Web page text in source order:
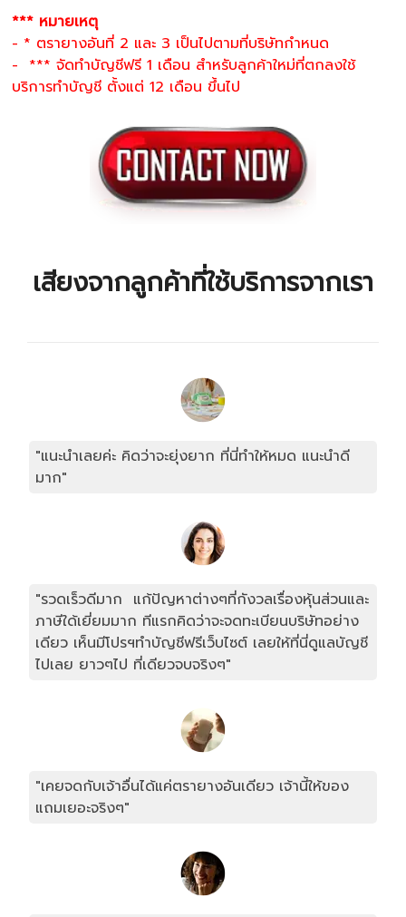
*** หมายเหตุ
- * ตรายางอันที่ 2 และ 3 เป็นไปตามที่บริษัทกำหนด
- *** จัดทำบัญชีฟรี 1 เดือน สำหรับลูกค้าใหม่ที่ตกลงใช้
บริการทำบัญชี ตั้งแต่ 12 เดือน ขึ้นไป
เสียงจากลูกค้าที่ใช้บริการจากเรา
"แนะนำเลยค่ะ คิดว่าจะยุ่งยาก ที่นี่ทำให้หมด แนะนำดี
มาก"
"รวดเร็วดีมาก แก้ปัญหาต่างๆที่กังวลเรื่องหุ้นส่วนและ
ภาษีใด้เยี่ยมมาก ทีแรกคิดว่าจะจดทะเบียนบริษัทอย่าง
เดียว เห็นมีโปรฯทำบัญชีฟรีเว็บไซต์ เลยให้ที่นี่ดูแลบัญชี
ไปเลย ยาวๆไป ที่เดียวจบจริงๆ"
"เคยจดกับเจ้าอื่นได้แค่ตรายางอันเดียว เจ้านี้ให้ของ
แถมเยอะจริงๆ"